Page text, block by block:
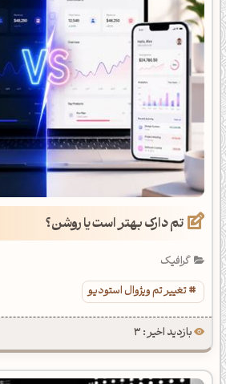
تم دارک بهتر است یا روشن؟
گرافیک
تغییر تم ویژوال استودیو
بازدید اخیر : 3